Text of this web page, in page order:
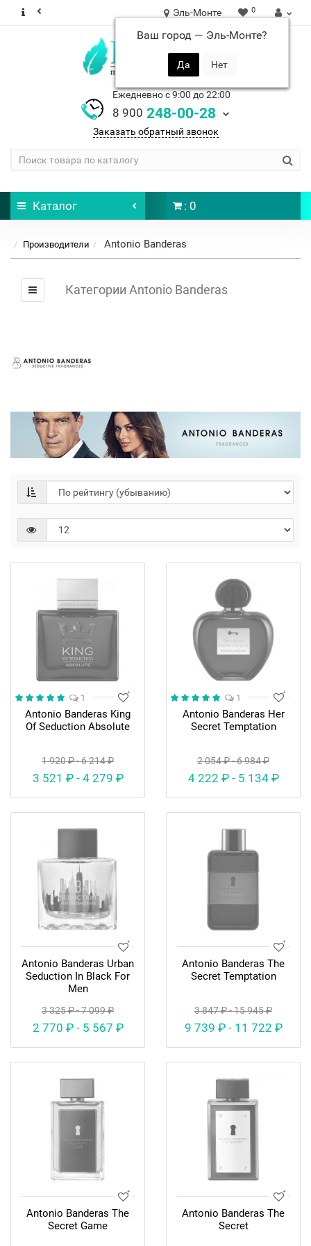
Эль-Монте
Ваш город — Эль-Монте?
0
Ежедневно с 9:00 до 22:00
8 900 248-00-28
Заказать обратный звонок
Каталог : 0
Производители Antonio Banderas
Категории Antonio Banderas
Antonio Banderas King
Of Seduction Absolute
1
1 920 ₽ - 6 214 ₽
3 521 ₽ - 4 279 ₽
Antonio Banderas Her
Secret Temptation
1
2 054 ₽ - 6 984 ₽
4 222 ₽ - 5 134 ₽
Antonio Banderas Urban
Seduction In Black For
Men
3 325 ₽ - 7 099 ₽
2 770 ₽ - 5 567 ₽
Antonio Banderas The
Secret Temptation
3 847 ₽ - 15 945 ₽
9 739 ₽ - 11 722 ₽
Antonio Banderas The
Secret Game
Antonio Banderas The
Secret